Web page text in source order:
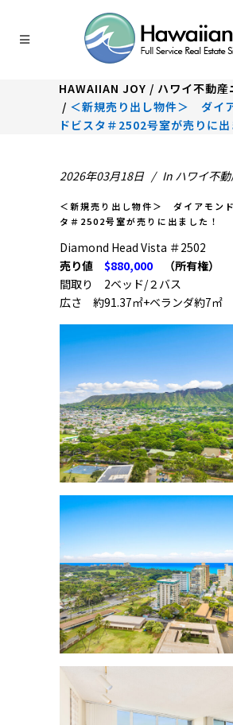
HAWAIIAN JOY / ハワイ不動産
/ ＜新規売り出し物件＞ ダイ
ドビスタ＃2502号室が売りに出
2026年03月18日 In ハワイ不
＜新規売り出し物件＞ ダイアモン
タ＃2502号室が売りに出ました！
Diamond Head Vista ＃2502
売り値 $880,000
（所有権）
間取り 2ベッド/２バス
広さ 約91.37㎡+ベランダ約7㎡